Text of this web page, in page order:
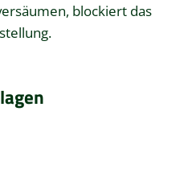
blockiert das